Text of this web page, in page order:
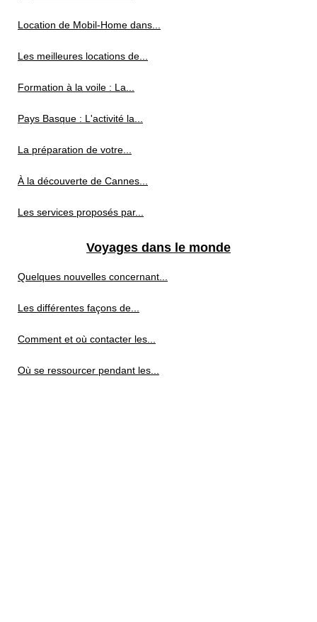
Location de Mobil-Home dans...
Les meilleures locations de...
Formation à la voile : La...
Pays Basque : L'activité la...
La préparation de votre...
À la découverte de Cannes...
Les services proposés par...
Voyages dans le monde
Quelques nouvelles concernant...
Les différentes façons de...
Comment et où contacter les...
Où se ressourcer pendant les...